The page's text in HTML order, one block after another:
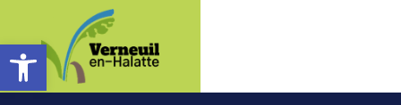
Ouvrir la barre d’outils